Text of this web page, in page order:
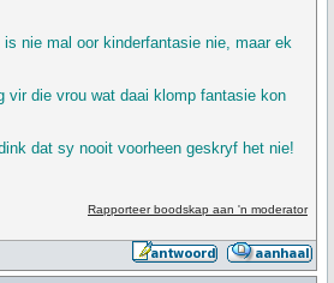
nie mal oor kinderfantasie nie, maar ek
vir die vrou wat daai klomp fantasie kon
dat sy nooit voorheen geskryf het nie!
Rapporteer boodskap aan 'n moderator